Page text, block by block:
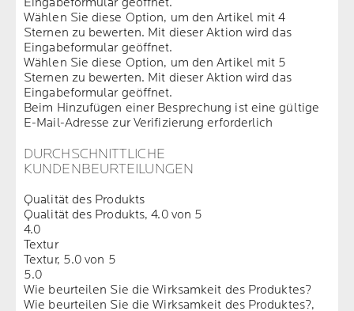
Wählen Sie diese Option, um den Artikel mit 4
Sternen zu bewerten. Mit dieser Aktion wird das
Eingabeformular geöffnet.
Wählen Sie diese Option, um den Artikel mit 5
Sternen zu bewerten. Mit dieser Aktion wird das
Eingabeformular geöffnet.
Beim Hinzufügen einer Besprechung ist eine gültige
E-Mail-Adresse zur Verifizierung erforderlich
DURCHSCHNITTLICHE
KUNDENBEURTEILUNGEN
Qualität des Produkts
Qualität des Produkts, 4.0 von 5
4.0
Textur
Textur, 5.0 von 5
5.0
Wie beurteilen Sie die Wirksamkeit des Produktes?
Wie beurteilen Sie die Wirksamkeit des Produktes?,